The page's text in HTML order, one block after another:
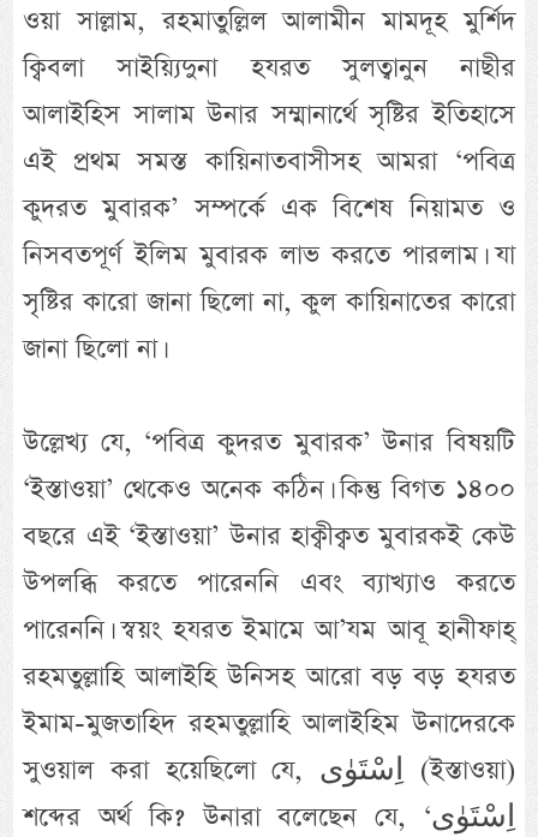
ওয়া সাল্লাম, রহমাতুল্লিল আলামীন মামদূহ মুর্শিদ
ক্বিবলা সাইয়্যিদুনা হযরত সুলত্বানুন নাছীর
আলাইহিস সালাম উনার সম্মানার্থে সৃষ্টির ইতিহাসে
এই প্রথম সমস্ত কায়িনাতবাসীসহ আমরা ‘পবিত্র
কুদরত মুবারক’ সম্পর্কে এক বিশেষ নিয়ামত ও
নিসবতপূর্ণ ইলিম মুবারক লাভ করতে পারলাম। যা
সৃষ্টির কারো জানা ছিলো না, কুল কায়িনাতের কারো
জানা ছিলো না।
উল্লেখ্য যে, ‘পবিত্র কুদরত মুবারক’ উনার বিষয়টি
‘ইস্তাওয়া’ থেকেও অনেক কঠিন। কিন্তু বিগত ১৪০০
বছরে এই ‘ইস্তাওয়া’ উনার হাক্বীক্বত মুবারকই কেউ
উপলব্ধি করতে পারেননি এবং ব্যাখ্যাও করতে
পারেননি। স্বয়ং হযরত ইমামে আ’যম আবূ হানীফাহ্
রহমতুল্লাহি আলাইহি উনিসহ আরো বড় বড় হযরত
ইমাম-মুজতাহিদ রহমতুল্লাহি আলাইহিম উনাদেরকে
সুওয়াল করা হয়েছিলো যে, اِسْتَوٰى (ইস্তাওয়া)
শব্দের অর্থ কি? উনারা বলেছেন যে, ‘اِسْتَوٰى